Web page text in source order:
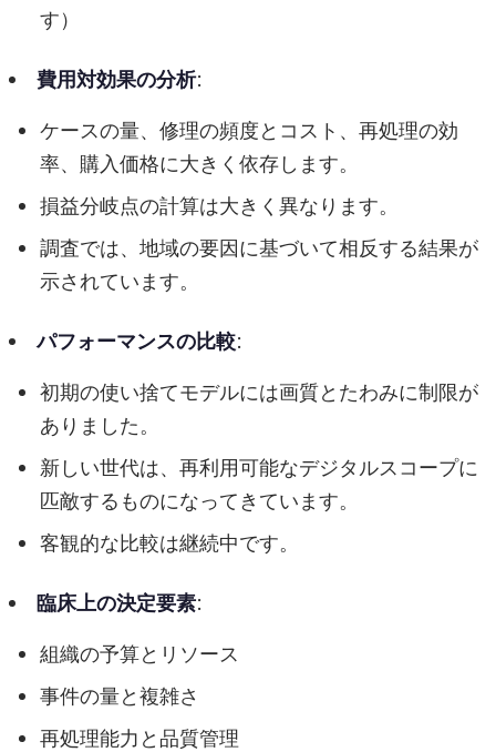
す）
費用対効果の分析:
ケースの量、修理の頻度とコスト、再処理の効
率、購入価格に大きく依存します。
損益分岐点の計算は大きく異なります。
調査では、地域の要因に基づいて相反する結果が
示されています。
パフォーマンスの比較:
初期の使い捨てモデルには画質とたわみに制限が
ありました。
新しい世代は、再利用可能なデジタルスコープに
匹敵するものになってきています。
客観的な比較は継続中です。
臨床上の決定要素:
組織の予算とリソース
事件の量と複雑さ
再処理能力と品質管理